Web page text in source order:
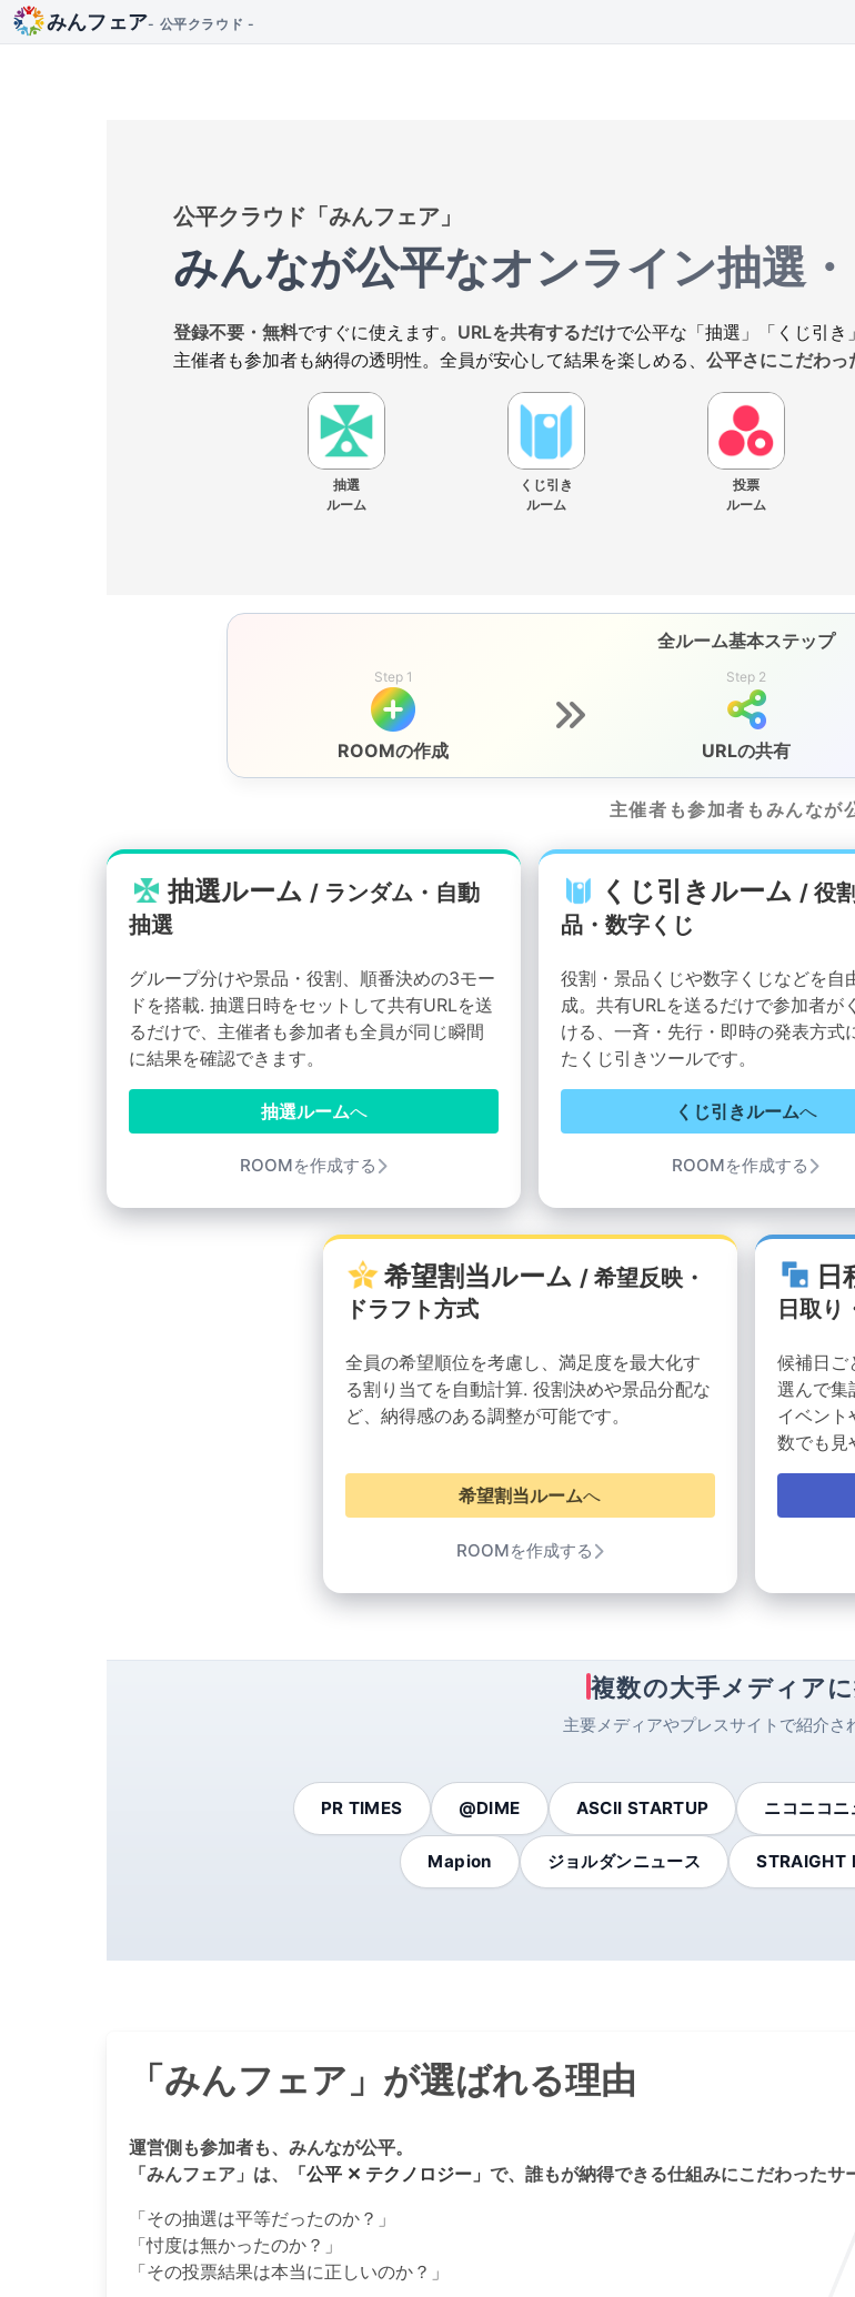
みんフェア- 公平クラウド -
公平クラウド「みんフェア」
みんなが公平なオンライン抽選
登録不要・無料ですぐに使えます。 URLを共有するだけで公平な「抽選」「くじ引き
主催者も参加者も納得の透明性。全員が安心して結果を楽しめる、 公平さにこだわっ
抽選
ルーム
くじ引き
ルーム
投票
ルーム
全ルーム基本ステップ
Step 1
ROOMの作成
Step 2
URLの共有
主催者も参加者もみんなが
抽選ルーム / ランダム・自動
抽選
グループ分けや景品・役割、順番決めの3モー
ドを搭載. 抽選日時をセットして共有URLを送
るだけで、主催者も参加者も全員が同じ瞬間
に結果を確認できます。
抽選ルームへ
ROOMを作成する
くじ引きルーム / 役
品・数字くじ
役割・景品くじや数字くじなどを自
成。共有URLを送るだけで参加者が
ける、一斉・先行・即時の発表方式
たくじ引きツールです。
くじ引きルームへ
ROOMを作成する
希望割当ルーム / 希望反映・
ドラフト方式
全員の希望順位を考慮し、満足度を最大化す
る割り当てを自動計算. 役割決めや景品分配な
ど、納得感のある調整が可能です。
希望割当ルームへ
ROOMを作成する
日
日取り
候補日
選んで集
イベント
数でも見
複数の大手メディア
主要メディアやプレスサイトで紹介さ
PR TIMES @DIME ASCII STARTUP ニコニコニ
Mapion ジョルダンニュース STRAIGHT
「みんフェア」が選ばれる理由
運営側も参加者も、みんなが公平。
「みんフェア」は、
「公平 ✕ テクノロジー」 で、誰もが納得できる仕組みにこだわったサ
「その抽選は平等だったのか？」
「忖度は無かったのか？」
「その投票結果は本当に正しいのか？」